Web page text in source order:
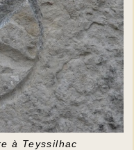
à Teyssilhac